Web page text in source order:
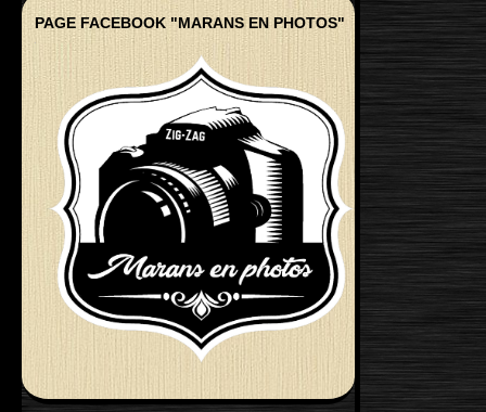
PAGE FACEBOOK "MARANS EN PHOTOS"